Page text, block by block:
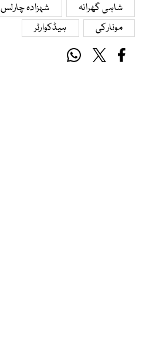
شاہی گھرانہ
شہزادہ چارلس
مونارکی
ہیڈکوارٹر